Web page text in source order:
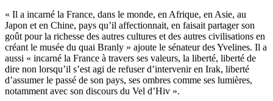
« Il a incarné la France, dans le monde, en Afrique, en Asie, au
Japon et en Chine, pays qu’il affectionnait, en faisait partager son
goût pour la richesse des autres cultures et des autres civilisations en
créant le musée du quai Branly » ajoute le sénateur des Yvelines. Il a
aussi « incarné la France à travers ses valeurs, la liberté, liberté de
dire non lorsqu’il s’est agi de refuser d’intervenir en Irak, liberté
d’assumer le passé de son pays, ses ombres comme ses lumières,
notamment avec son discours du Vel d’Hiv ».